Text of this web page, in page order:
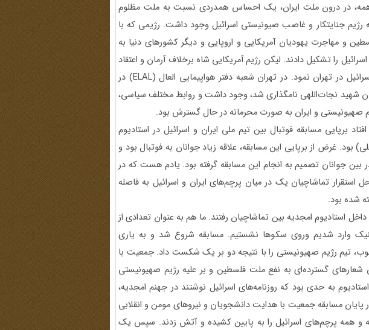
در درون ملت ایران، یک احساس همدردی نسبت به ملت مظلوم
جنایتکار و غاصب صیونیستی اسرائیل وجود داشت. رژیمی که با
و مهاجرت یهودیان آمریکایی و اروپایی و دیگر کشورهای دنیا به
را تشکیل دادند. لیکن رژیم آمریکایی شاه برخلاف آرمان و اعتقاد
ملت ایران اقدام به افتتاح سفارت اسرائیل در تهران نمود. در تهران شعبه دفتر هواپیمایی العال (ELAL) در
شهید نجات‌اللهی نامگذاری شد، وجود داشت و روابط مختلف سیاسی،
صهیونیستی و ایران به صورت محرمانه در حال گسترش بود.
برپایی مسابقه فوتبال بین تیم ملی ایران و اسرائیل در استادیوم
بود. غرض از برپایی این مسابقه، علاقه زیاد جوانان به فوتبال بود و
بین جوانان تصمیم به انجام این مسابقه گرفته بود. یادم هست که در
استقرار تماشاچیان یک در میان پرچم‌های ایران و اسرائیل به فاصله
شده بود.
استادیوم امجدیه بین تماشاچیان رفتند. ما هم به عنوان تعدادی از
وارد شدیم وروی سکوها نشستیم. مسابقه شروع شد و به یاری
تیم رژیم صهیونیستی را با نتیجه دو بر یک شکست داد. جمعیت با
شعارهای گسترده‌ای به نفع ملت فلسطین و بر علیه رژیم صهیونیستی
به حدی بود که روزنامه‌های اسرائیل نوشتند در جهنم امجدیه،
مسابقه جمعیت با هدایت دانشجویان و نیروهای مومن و انقلابی
و همه پرچم‌های اسرائیل را به پایین کشیده و آتش زدند. سپس یک